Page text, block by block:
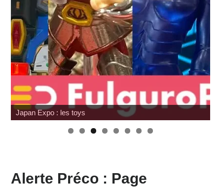
Japan Expo : les toys
Alerte Préco : Page